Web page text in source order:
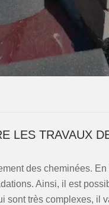
LES TRAVAUX
des cheminées. En
Ainsi, il est
sont très complexes, il